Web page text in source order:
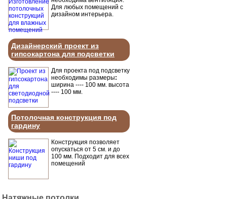
Для любых помещений с
дизайном интерьера.
Дизайнерский проект из
гипсокартона для подсветки
Для проекта под подсветку
необходимы размеры:
ширина ---- 100 мм. высота
---- 100 мм.
Потолочная конструкция под
гардину
Конструкция позволяет
опускаться от 5 см. и до
100 мм. Подходит для всех
помещений